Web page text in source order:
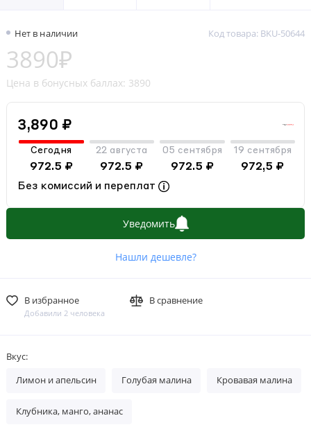
Нет в наличии Код товара: BKU-50644
3890₽
Цена в бонусных баллах: 3890
3,890 ₽
Сегодня
972.5 ₽
22 августа
972.5 ₽
05 сентября
972.5 ₽
19 сентября
972,5 ₽
Без комиссий и переплат
Уведомить
Нашли дешевле?
В избранное
Добавили 2 человека
В сравнение
Вкус:
Лимон и апельсин Голубая малина Кровавая малина
Клубника, манго, ананас